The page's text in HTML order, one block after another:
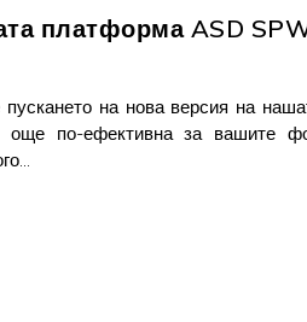
платформа ASD
на нова версия на
по-ефективна за вашите